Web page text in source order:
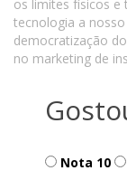
os limites físicos e
tecnologia a
democratização
no marketing de
Nota 10